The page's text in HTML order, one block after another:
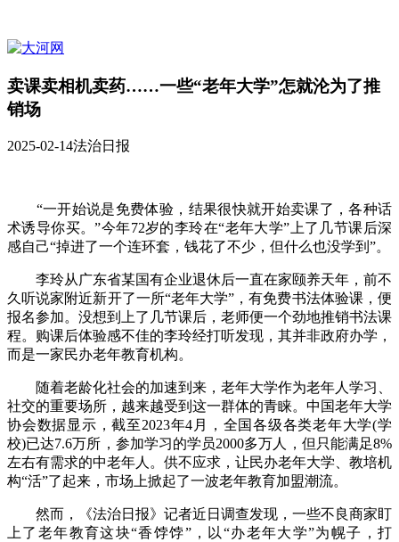
卖课卖相机卖药……一些“老年大学”怎就沦为了推
销场
2025-02-14法治日报
“一开始说是免费体验，结果很快就开始卖课了，各种话
术诱导你买。”今年72岁的李玲在“老年大学”上了几节课后深
感自己“掉进了一个连环套，钱花了不少，但什么也没学到”。
李玲从广东省某国有企业退休后一直在家颐养天年，前不
久听说家附近新开了一所“老年大学”，有免费书法体验课，便
报名参加。没想到上了几节课后，老师便一个劲地推销书法课
程。购课后体验感不佳的李玲经打听发现，其并非政府办学，
而是一家民办老年教育机构。
随着老龄化社会的加速到来，老年大学作为老年人学习、
社交的重要场所，越来越受到这一群体的青睐。中国老年大学
协会数据显示，截至2023年4月，全国各级各类老年大学(学
校)已达7.6万所，参加学习的学员2000多万人，但只能满足8%
左右有需求的中老年人。供不应求，让民办老年大学、教培机
构“活”了起来，市场上掀起了一波老年教育加盟潮流。
然而，《法治日报》记者近日调查发现，一些不良商家盯
上了老年教育这块“香饽饽”，以“办老年大学”为幌子，打